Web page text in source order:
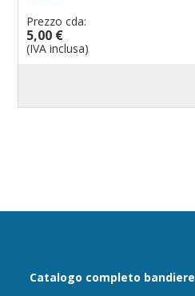
Prezzo cda:
5,00 €
(IVA inclusa)
Catalogo completo bandiere